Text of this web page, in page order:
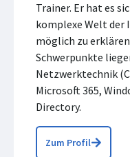
Trainer. Er hat es
komplexe Welt der
möglich zu
Schwerpunkte
Netzwerktechnik
Microsoft 365,
Directory.
Zum Profil